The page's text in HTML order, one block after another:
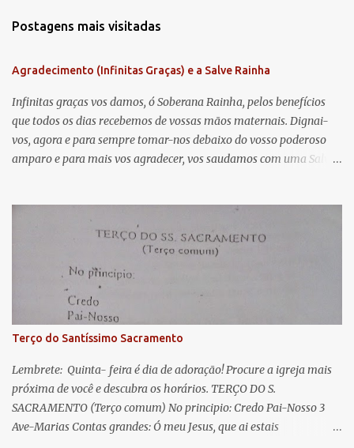
e
t
á
r
i
o
Postagens mais visitadas
Agradecimento (Infinitas Graças) e a Salve Rainha
Infinitas graças vos damos, ó Soberana Rainha, pelos benefícios
que todos os dias recebemos de vossas mãos maternais. Dignai-
vos, agora e para sempre tomar-nos debaixo do vosso poderoso
amparo e para mais vos agradecer, vos saudamos com uma Salve
lágrimas. Eia, pois, Advogada nossa, estes vossos olhos
misericordiosos a nós volvei, e depois deste desterro, mostrai-nos
Jesus. Bendito é o fruto do vosso ventre, ó clemente, ó piedosa, ó
doce e sempre Virgem Maria. Rogai por nós Santa Mãe de Deus.
Para que sejamos dignos das promessas de Cristo. Amém.
Terço do Santíssimo Sacramento
Lembrete: Quinta- feira é dia de adoração! Procure a igreja mais
próxima de você e descubra os horários. TERÇO DO S.
SACRAMENTO (Terço comum) No principio: Credo Pai-Nosso 3
Ave-Marias Contas grandes: Ó meu Jesus, que ai estais